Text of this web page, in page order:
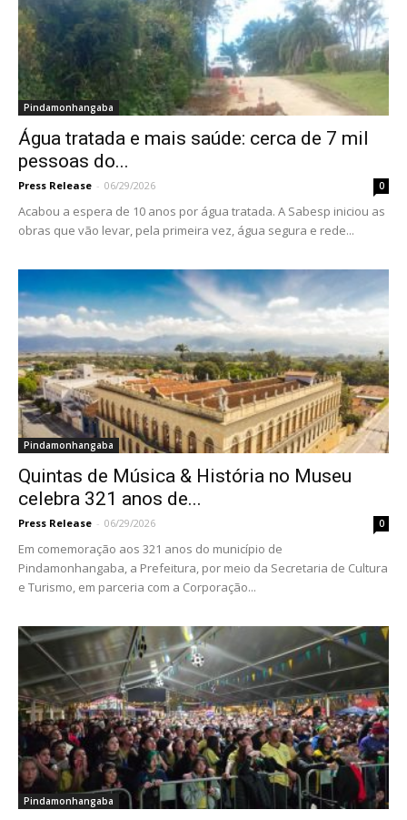
Pindamonhangaba
Água tratada e mais saúde: cerca de 7 mil
pessoas do...
Press Release - 06/29/2026 0
Acabou a espera de 10 anos por água tratada. A Sabesp iniciou as
obras que vão levar, pela primeira vez, água segura e rede...
Pindamonhangaba
Quintas de Música & História no Museu
celebra 321 anos de...
Press Release - 06/29/2026 0
Em comemoração aos 321 anos do município de
Pindamonhangaba, a Prefeitura, por meio da Secretaria de Cultura
e Turismo, em parceria com a Corporação...
Pindamonhangaba